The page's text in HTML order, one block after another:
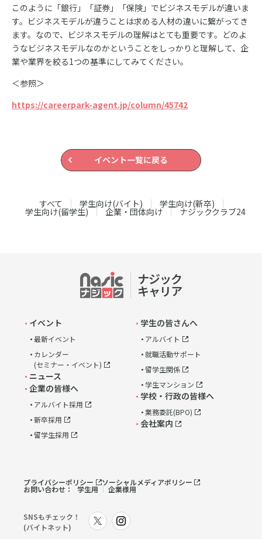
すべて 学生向け(バイト) 学生向け(新卒)
学生向け(留学生) 企業・団体向け ナジッククラブ24
このように「銀行」「証券」「保険」でビジネスモデルが違いま
す。ビジネスモデルが違うことは求める人材の違いに繋がってき
ます。なので、ビジネスモデルの理解はとても重要です。どのよ
うなビジネスモデルなのかということをしっかりと理解して、企
業や業界を絞る1つの基準にしてみてください。
＜参照＞
https://careerpark-agent.jp/column/45742
イベント一覧に戻る
ナジック
キャリア
イベント
最新イベント
カレンダー
(セミナー・イベント)
ニュース
企業の皆様へ
アルバイト採用
新卒採用
留学生採用
学生の皆さんへ
アルバイト
就職活動サポート
留学生関係
学生マンション
学校・行政の皆様へ
業務委託(BPO)
会社案内
プライバシーポリシー ソーシャルメディアポリシー
お問い合わせ： 学生用 企業様用
SNSもチェック！
(バイトネット)
link